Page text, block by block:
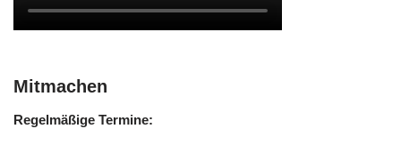
Mitmachen
Regelmäßige Termine: